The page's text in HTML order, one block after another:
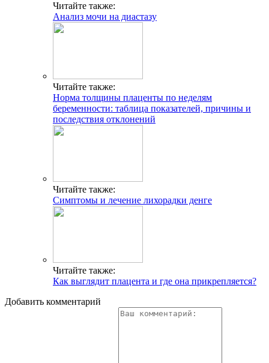
Читайте также:
Анализ мочи на диастазу
Читайте также:
Норма толщины плаценты по неделям
беременности: таблица показателей, причины и
последствия отклонений
Читайте также:
Симптомы и лечение лихорадки денге
Читайте также:
Как выглядит плацента и где она прикрепляется?
Добавить комментарий